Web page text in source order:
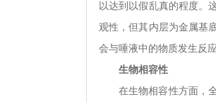
以达到以假乱真的程度。
观性，但其内层为金属基
会与唾液中的物质发生反
生物相容性
在生物相容性方面，